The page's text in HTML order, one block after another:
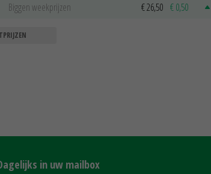
Biggen weekprijzen
€ 26,50 € 0,50
in uw mailbox